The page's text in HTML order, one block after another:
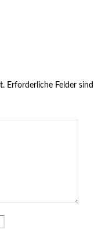
Erforderliche Felder sind